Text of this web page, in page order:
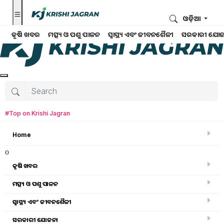
କୃଷି ଖବର ମତ୍ସ୍ୟ ଓ ପଶୁ ପାଳନ ସ୍ୱାସ୍ଥ୍ୟ ଏବଂ ଜୀବନଶୈଳୀ ସରକାରୀ
ଓଡ଼ିଆ
#Top on Krishi Jagran
Home
o
କୃଷି ଖବର
ମତ୍ସ୍ୟ ଓ ପଶୁ ପାଳନ
ସ୍ୱାସ୍ଥ୍ୟ ଏବଂ ଜୀବନଶୈଳୀ
ସରକାରୀ ଯୋଜନା
କୃଷି ଖବର